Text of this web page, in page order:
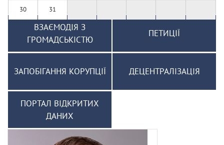
30 31
ВЗАЄМОДІЯ З
ГРОМАДСЬКІСТЮ
ПЕТИЦІЇ
ЗАПОБІГАННЯ КОРУПЦІЇ ДЕЦЕНТРАЛІЗАЦІЯ
ПОРТАЛ ВІДКРИТИХ
ДАНИХ